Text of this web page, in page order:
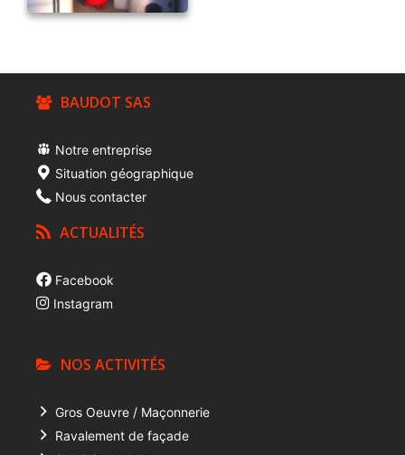
BAUDOT SAS
Notre entreprise
Situation géographique
Nous contacter
ACTUALITÉS
Facebook
Instagram
NOS ACTIVITÉS
Gros Oeuvre / Maçonnerie
Ravalement de façade